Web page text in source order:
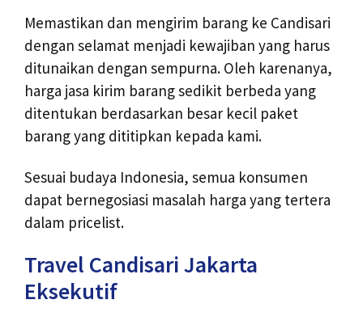
Memastikan dan mengirim barang ke Candisari
dengan selamat menjadi kewajiban yang harus
ditunaikan dengan sempurna. Oleh karenanya,
harga jasa kirim barang sedikit berbeda yang
ditentukan berdasarkan besar kecil paket
barang yang dititipkan kepada kami.
Sesuai budaya Indonesia, semua konsumen
dapat bernegosiasi masalah harga yang tertera
dalam pricelist.
Travel Candisari Jakarta
Eksekutif